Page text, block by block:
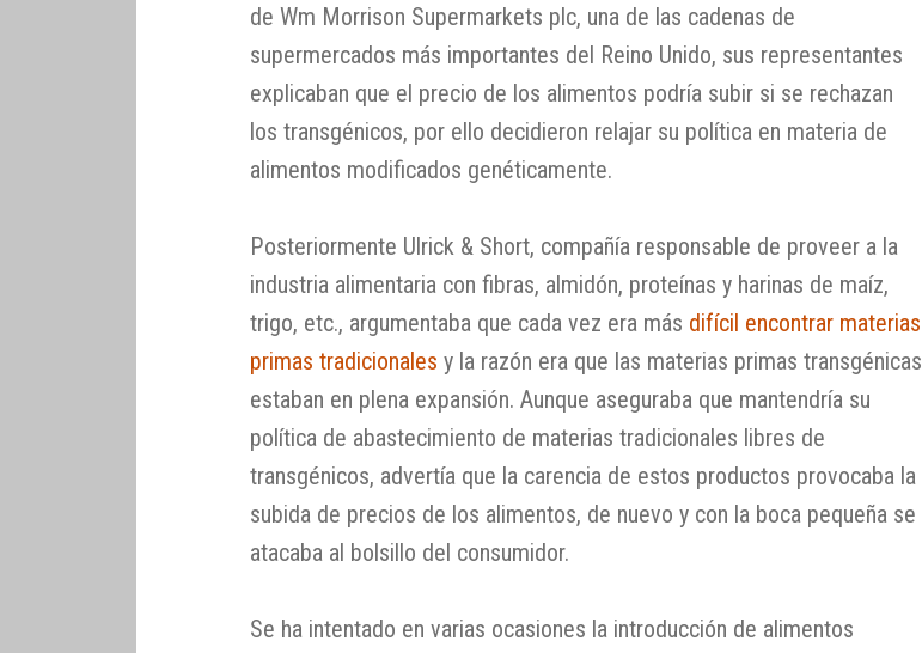
de Wm Morrison Supermarkets plc, una de las cadenas de
supermercados más importantes del Reino Unido, sus representantes
explicaban que el precio de los alimentos podría subir si se rechazan
los transgénicos, por ello decidieron relajar su política en materia de
alimentos modificados genéticamente.
Posteriormente Ulrick & Short, compañía responsable de proveer a la
industria alimentaria con fibras, almidón, proteínas y harinas de maíz,
trigo, etc., argumentaba que cada vez era más difícil encontrar materias
primas tradicionales y la razón era que las materias primas transgénicas
estaban en plena expansión. Aunque aseguraba que mantendría su
política de abastecimiento de materias tradicionales libres de
transgénicos, advertía que la carencia de estos productos provocaba la
subida de precios de los alimentos, de nuevo y con la boca pequeña se
atacaba al bolsillo del consumidor.
Se ha intentado en varias ocasiones la introducción de alimentos